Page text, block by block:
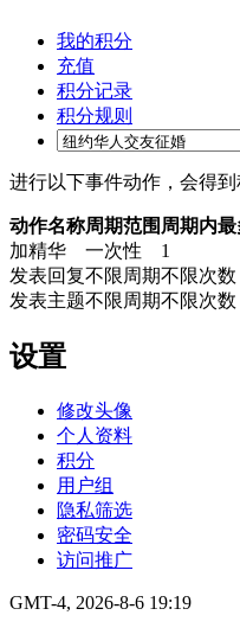
我的积分
充值
积分记录
积分规则
进行以下事件动作，会得
动作名称周期范围 周期内
加精华
一次性 1
发表回复不限周期不限次数
发表主题不限周期不限次数
设置
修改头像
个人资料
积分
用户组
隐私筛选
密码安全
访问推广
GMT-4, 2026-8-6 19:19